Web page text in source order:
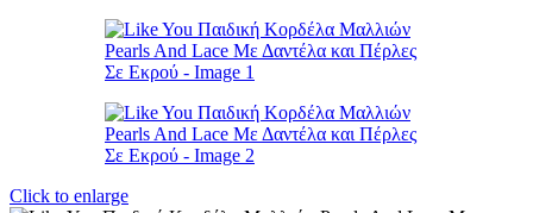
Click to enlarge